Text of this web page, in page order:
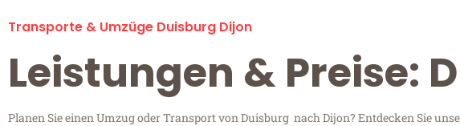
Transporte & Umzüge Duisburg Dijon
Leistungen & Preise:
Planen Sie einen Umzug oder Transport von Duisburg nach Dijon? Entdecken Sie